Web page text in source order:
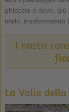
ghiaccio e neve,
melo, trasformando
I nostri
La Valle